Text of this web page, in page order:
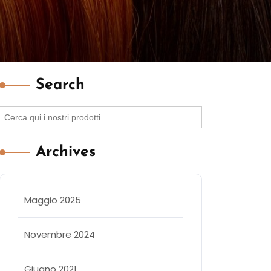
Search
Archives
Maggio 2025
Novembre 2024